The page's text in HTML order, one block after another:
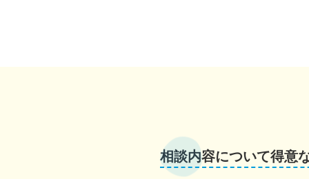
相談内容について得意